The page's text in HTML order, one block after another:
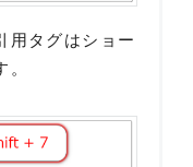
用タグはショー